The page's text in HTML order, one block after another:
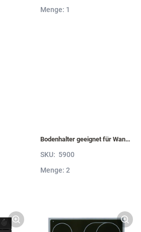
Menge: 1
Bodenhalter geeignet für Wandborde von 6 bis 52 mm Stärke VBH5
SKU: 5900
Menge: 2